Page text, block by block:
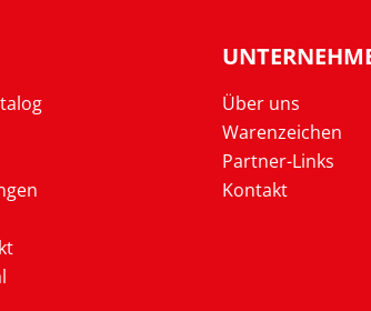
Über uns
Warenzeichen
Partner-Links
Kontakt